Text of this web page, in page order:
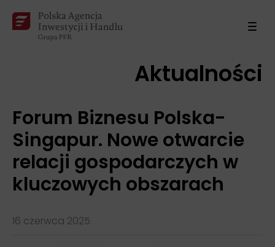
Aktualności
Forum Biznesu Polska-
Singapur. Nowe otwarcie
relacji gospodarczych w
kluczowych obszarach
16 czerwca 2025